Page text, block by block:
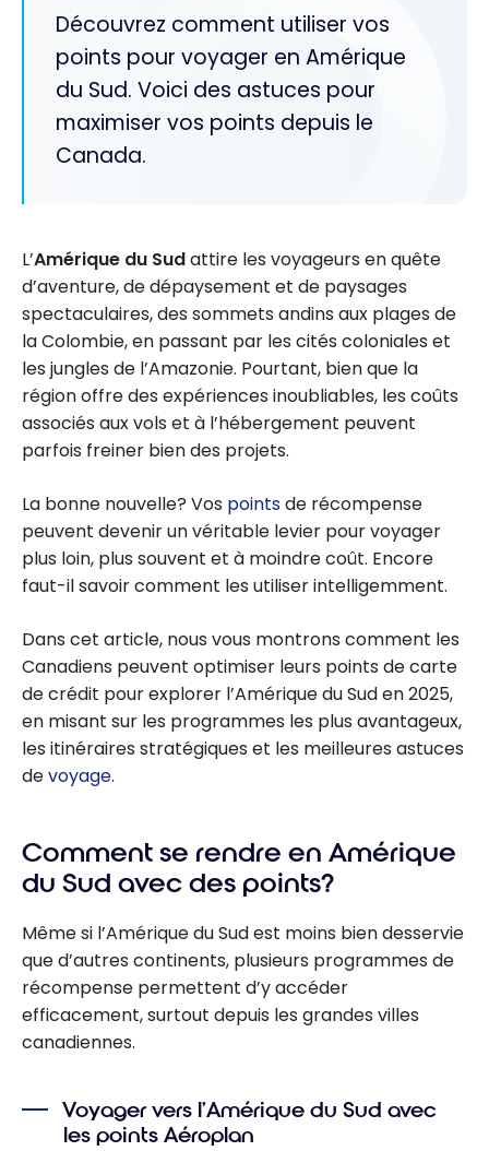
Découvrez comment utiliser vos
points pour voyager en Amérique
du Sud. Voici des astuces pour
maximiser vos points depuis le
Canada.
L’Amérique du Sudattire les voyageurs en quête
d’aventure, de dépaysement et de paysages
spectaculaires, des sommets andins aux plages de
la Colombie, en passant par les cités coloniales et
les jungles de l’Amazonie. Pourtant, bien que la
région offre des expériences inoubliables, les coûts
associés aux vols et à l’hébergement peuvent
parfois freiner bien des projets.
La bonne nouvelle? Vos pointsde récompense
peuvent devenir un véritable levier pour voyager
plus loin, plus souvent et à moindre coût. Encore
faut-il savoir comment les utiliser intelligemment.
Dans cet article, nous vous montrons comment les
Canadiens peuvent optimiser leurs points de carte
de crédit pour explorer l’Amérique du Sud en 2025,
en misant sur les programmes les plus avantageux,
les itinéraires stratégiques et les meilleures astuces
devoyage.
Comment se rendre en Amérique
du Sud avec des points?
Même si l’Amérique du Sud est moins bien desservie
que d’autres continents, plusieurs programmes de
récompense permettent d’y accéder
efficacement, surtout depuis les grandes villes
canadiennes.
Voyager vers l’Amérique du Sud avec
les points Aéroplan